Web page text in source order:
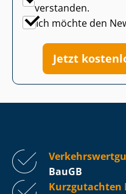
verstanden.
Ich möchte den
Jetzt
BauGB
Kurzgutachten